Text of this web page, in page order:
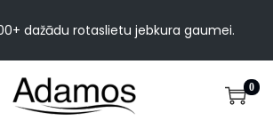
dažādu rotaslietu jebkura gaumei.
0